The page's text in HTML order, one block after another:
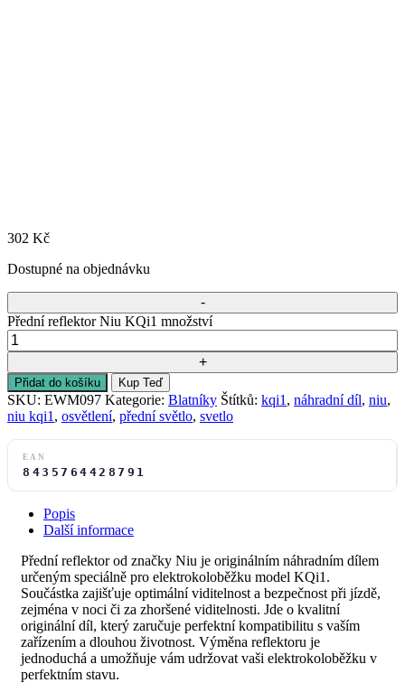
302 Kč
Dostupné na objednávku
Přední reflektor Niu KQi1 množství
Přidat do košíku Kup Teď
SKU: EWM097 Kategorie: Blatníky Štítků: kqi1 , náhradní díl, niu,
niu kqi1 , osvětlení, přední světlo, svetlo
EAN
8435764428791
Popis
Další informace
Přední reflektor od značky Niu je originálním náhradním dílem
určeným speciálně pro elektrokoloběžku model KQi1.
Součástka zajišťuje optimální viditelnost a bezpečnost při jízdě,
zejména v noci či za zhoršené viditelnosti. Jde o kvalitní
originální díl, který zaručuje perfektní kompatibilitu s vaším
zařízením a dlouhou životnost. Výměna reflektoru je
jednoduchá a umožňuje vám udržovat vaši elektrokoloběžku v
perfektním stavu.